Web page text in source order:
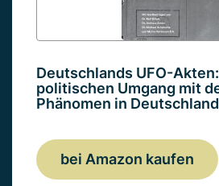
Deutschlands UFO-
politischen Umgang mit
Phänomen in
bei Amazon kaufen